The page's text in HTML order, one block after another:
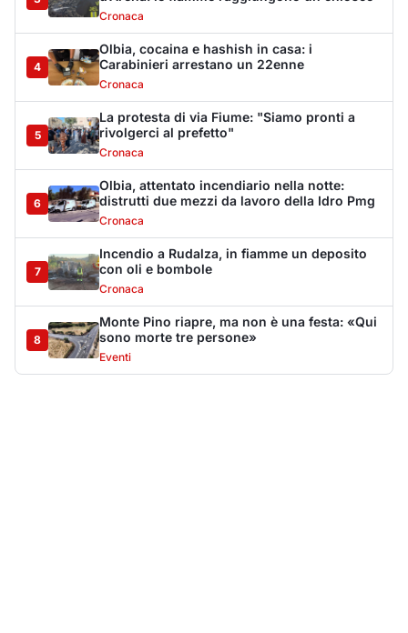
Cronaca
4
Olbia, cocaina e hashish in casa: i
Carabinieri arrestano un 22enne
Cronaca
5
La protesta di via Fiume: "Siamo pronti a
rivolgerci al prefetto"
Cronaca
6
Olbia, attentato incendiario nella notte:
distrutti due mezzi da lavoro della Idro Pmg
Cronaca
7
Incendio a Rudalza, in fiamme un deposito
con oli e bombole
Cronaca
8
Monte Pino riapre, ma non è una festa: «Qui
sono morte tre persone»
Eventi